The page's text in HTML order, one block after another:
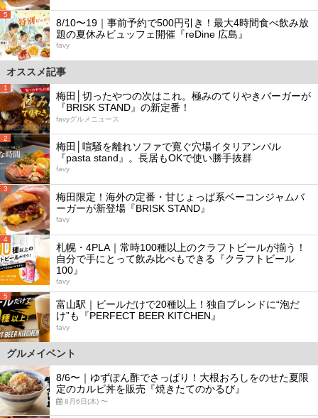
5
8/10〜19｜事前予約で500円引き！最大4時間食べ飲み放
題の夏休みビュッフェ開催『reDine 広島』
favy
オススメ記事
1
梅田│切ったやつの次はこれ。極みのてりやきバーガーが
『BRISK STAND』の新定番！
favyグルメニュース
2
梅田│喧騒を離れソファで寛ぐ穴場イタリアンバル
『pasta stand』。長居もOKで使い勝手抜群
favy
3
梅田限定！海外の定番・甘じょっぱ系ベーコンジャムバ
ーガーが新登場『BRISK STAND』
favy
4
札幌・4PLA｜常時100種以上のクラフトビールが揃う！
自分で手にとって飲み比べもできる『クラフトビール
100』
favy
5
富山駅｜ビールだけで20種以上！独自ブレンドに“泡だ
け”も『PERFECT BEER KITCHEN』
favy
グルメイベント
8/6〜｜ゆずぽん酢でさっぱり！大根おろしをのせた夏限
定のカルビ丼を販売『焼きたてのかるび』
8月6日(木) 〜